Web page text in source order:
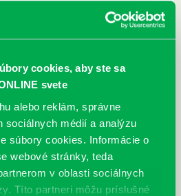
cookies, aby ste sa
svete
alebo reklám, správne
sociálnych médií a analýzu
súbory cookies. Informácie o
webové stránky, teda
v oblasti sociálnych
Títo partneri môžu príslušné